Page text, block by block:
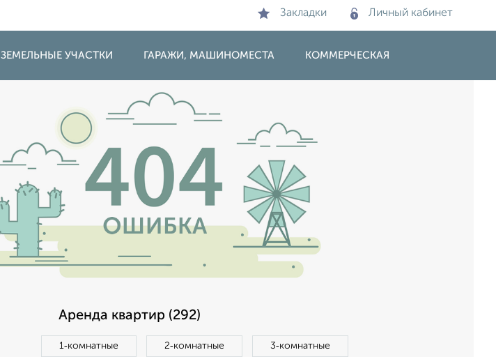
Закладки Личный кабинет
ЗЕМЕЛЬНЫЕ УЧАСТКИ ГАРАЖИ, МАШИНОМЕСТА КОММЕРЧЕСКАЯ
Аренда квартир (292)
1‑комнатные 2‑комнатные 3‑комнатные